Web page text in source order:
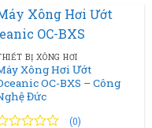
BỊ XÔNG HƠI
Xông Hơi Ướt
OC-BXS – Công
Đức
(0)